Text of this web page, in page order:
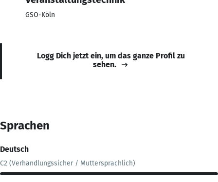
GSO-Köln
Logg Dich jetzt ein, um das ganze Profil zu
sehen.
Sprachen
Deutsch
C2 (Verhandlungssicher / Muttersprachlich)